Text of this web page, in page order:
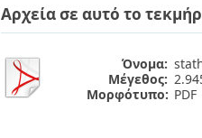
Αρχεία σε αυτό το
Όνομα:
Μέγεθος:
Μορφότυπο: PDF